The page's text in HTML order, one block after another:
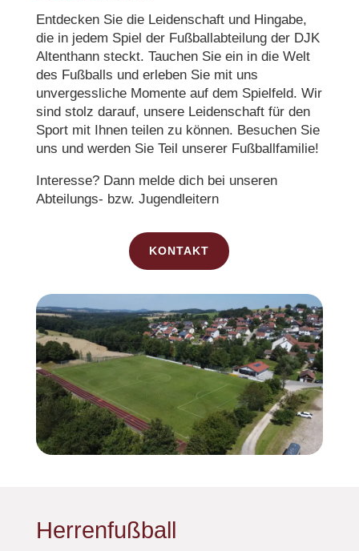
Entdecken Sie die Leidenschaft und Hingabe,
die in jedem Spiel der Fußballabteilung der DJK
Altenthann steckt. Tauchen Sie ein in die Welt
des Fußballs und erleben Sie mit uns
unvergessliche Momente auf dem Spielfeld. Wir
sind stolz darauf, unsere Leidenschaft für den
Sport mit Ihnen teilen zu können. Besuchen Sie
uns und werden Sie Teil unserer Fußballfamilie!
Interesse? Dann melde dich bei unseren
Abteilungs- bzw. Jugendleitern
KONTAKT
Herrenfußball